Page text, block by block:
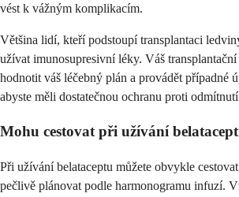
vést k vážným komplikacím.
Většina lidí, kteří podstoupí transplantaci
užívat imunosupresivní léky. Váš
hodnotit váš léčebný plán a provádět případné
abyste měli dostatečnou ochranu proti
Mohu cestovat při užívání
Při užívání belataceptu můžete obvykle
pečlivě plánovat podle harmonogramu infuzí.